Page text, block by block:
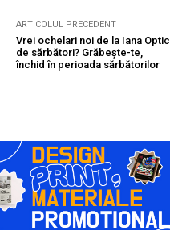
ARTICOLUL PRECEDENT
Vrei ochelari noi de la Iana Optic
de sărbători? Grăbește-te,
închid în perioada sărbătorilor